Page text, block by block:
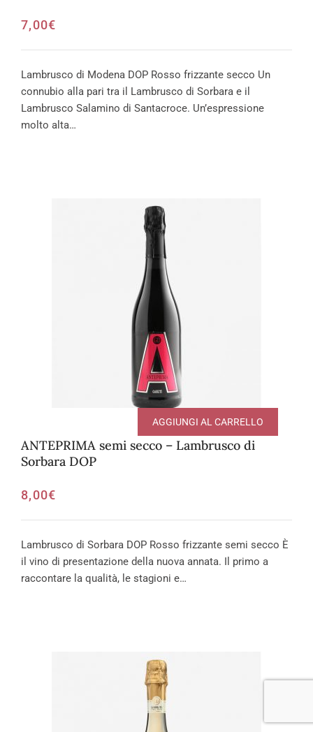
7,00€
Lambrusco di Modena DOP Rosso frizzante secco Un
connubio alla pari tra il Lambrusco di Sorbara e il
Lambrusco Salamino di Santacroce. Un’espressione
molto alta…
ANTEPRIMA semi secco – Lambrusco di
Sorbara DOP
8,00€
AGGIUNGI AL CARRELLO
Lambrusco di Sorbara DOP Rosso frizzante semi secco È
il vino di presentazione della nuova annata. Il primo a
raccontare la qualità, le stagioni e…